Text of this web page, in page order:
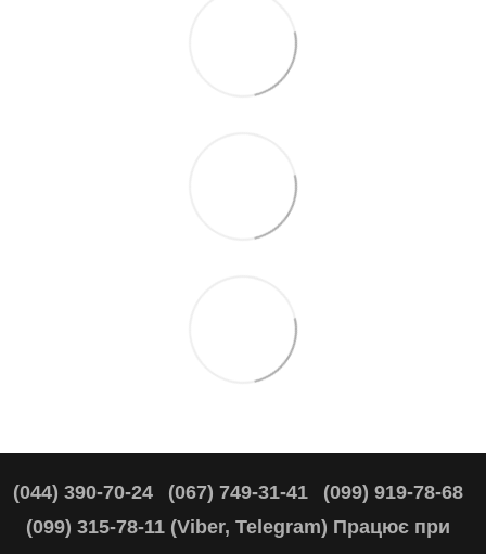
(044) 390-70-24 (067) 749-31-41
(099) 919-78-68
(099) 315-78-11 (Viber, Telegram) Працює при